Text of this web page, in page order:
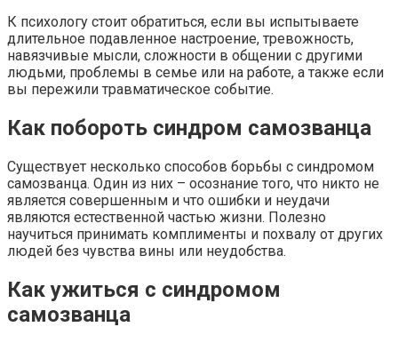
К психологу стоит обратиться, если вы испытываете
длительное подавленное настроение, тревожность,
навязчивые мысли, сложности в общении с другими
людьми, проблемы в семье или на работе, а также если
вы пережили травматическое событие.
Как побороть синдром самозванца
Существует несколько способов борьбы с синдромом
самозванца. Один из них – осознание того, что никто не
является совершенным и что ошибки и неудачи
являются естественной частью жизни. Полезно
научиться принимать комплименты и похвалу от других
людей без чувства вины или неудобства.
Как ужиться с синдромом
самозванца